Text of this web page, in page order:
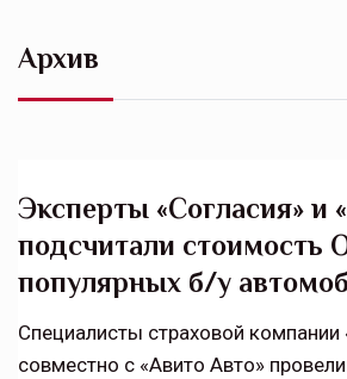
Архив
Эксперты «Согласия» и
подсчитали стоимость
популярных б/у
Специалисты страховой компании
совместно с «Авито Авто»